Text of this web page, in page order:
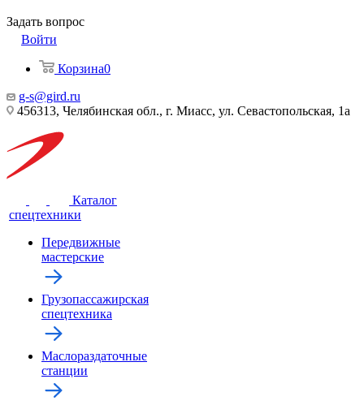
Задать вопрос
Войти
Корзина0
g-s@gird.ru
456313, Челябинская обл., г. Миасс, ул. Севастопольская, 1а
Каталог
спецтехники
Передвижные
мастерские
Грузопассажирская
спецтехника
Маслораздаточные
станции